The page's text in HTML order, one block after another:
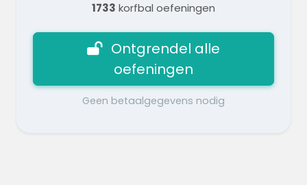
1733 korfbal oefeningen
Ontgrendel alle
oefeningen
Geen betaalgegevens nodig